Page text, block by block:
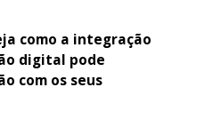
como a integração
digital pode
com os seus